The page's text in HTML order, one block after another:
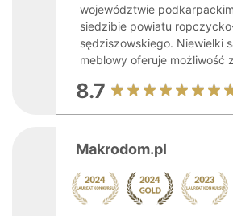
województwie
siedzibie powiatu
sędziszowskiego. Niewielki
meblowy oferuje możliwość
8.7
Makrodom.pl